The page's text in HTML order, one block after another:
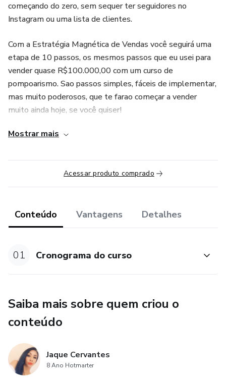
começando do zero, sem sequer ter seguidores no
Instagram ou uma lista de clientes.
Com a Estratégia Magnética de Vendas você seguirá uma
etapa de 10 passos, os mesmos passos que eu usei para
vender quase R$100.000,00 com um curso de
pompoarismo. Sao passos simples, fáceis de implementar,
mas muito poderosos, que te farao começar a vender
muito ainda hoje, se você quiser!
“Esse produto é comercializado com apoio da Hotmart. A
comercializados, nem avalia a tecnicidade e experiência
daqueles que os produzem. A existência de um produto e
sua aquisição, por meio da plataforma, não podem ser
resultado, em qualquer hipótese. Ao adquiri-lo, o
comprador declara estar ciente dessas informações. Os
(https://www.hotmart.com/legal/pt-BR), antes mesmo da
Mostrar mais
Acessar produto comprado
Conteúdo Vantagens Detalhes
01 Cronograma do curso
Saiba mais sobre quem criou o
conteúdo
Jaque Cervantes
8 Ano Hotmarter